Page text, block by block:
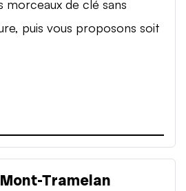
morceaux de clé sans
puis vous proposons soit
Tramelan